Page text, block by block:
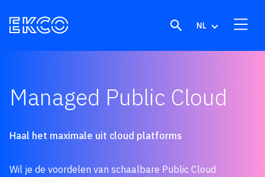
NL
Managed Public Cloud
Haal het maximale uit cloud platforms
Wil je de voordelen van schaalbare Public Cloud